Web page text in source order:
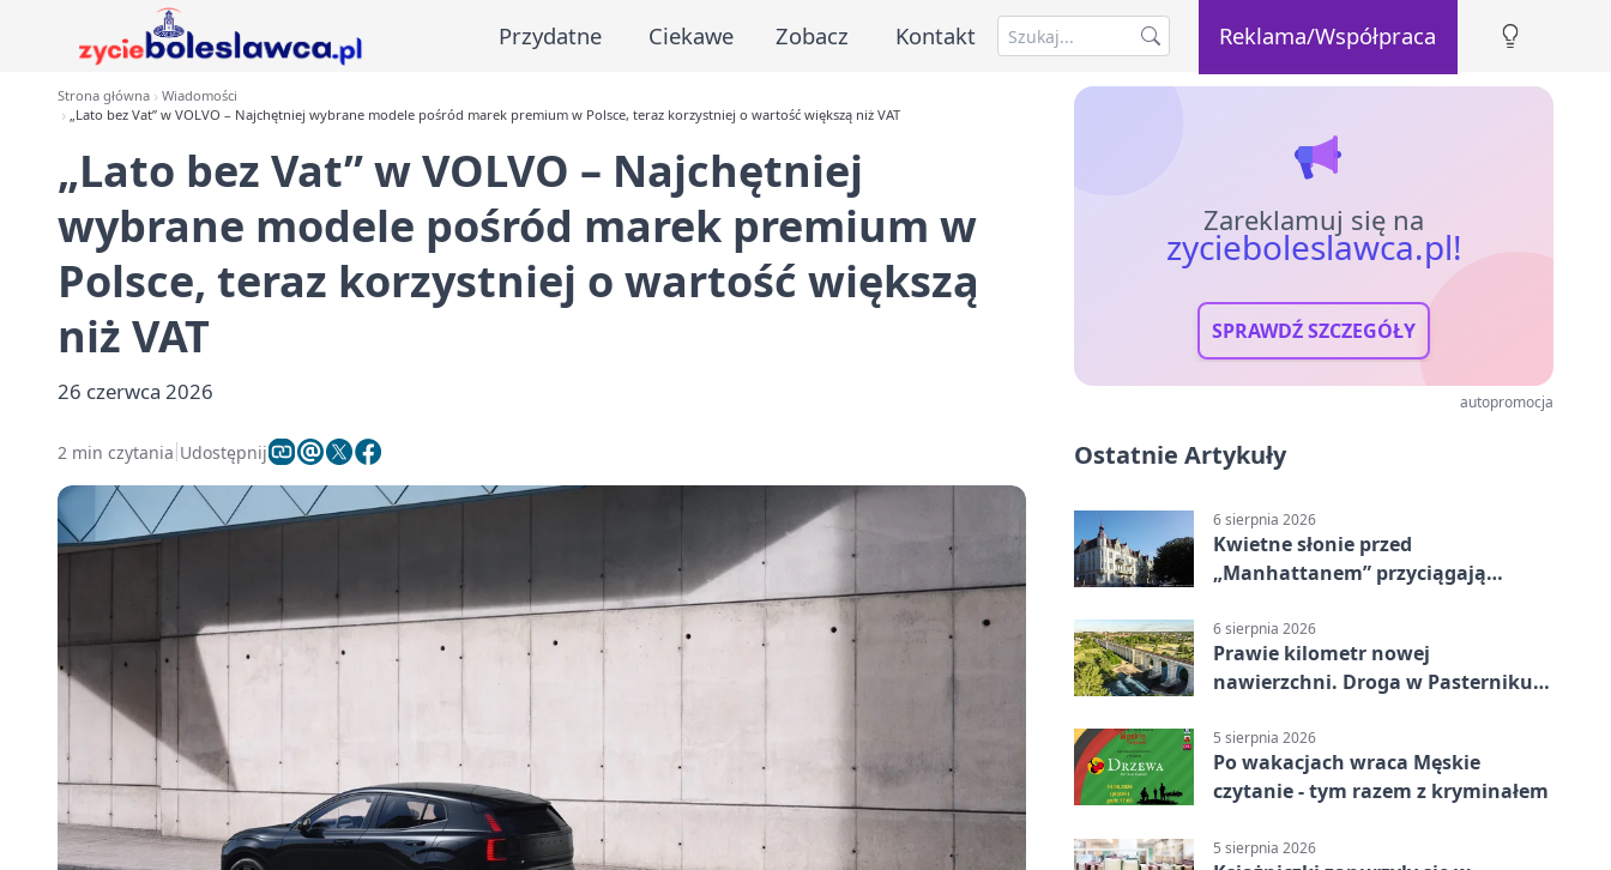
Przydatne Ciekawe Zobacz Kontakt Reklama/Współpraca
Strona główna
Wiadomości
„Lato bez Vat” w VOLVO – Najchętniej wybrane modele pośród marek premium w Polsce, teraz korzystniej o wartość większą niż VAT
„Lato bez Vat” w VOLVO – Najchętniej
wybrane modele pośród marek premium w
Polsce, teraz korzystniej o wartość większą
niż VAT
26 czerwca 2026
2 min czytania Udostępnij
Zareklamuj się na
zycieboleslawca.pl!
SPRAWDŹ SZCZEGÓŁY
autopromocja
Ostatnie Artykuły
6 sierpnia 2026
Kwietne słonie przed
„Manhattanem” przyciągają
6 sierpnia 2026
Prawie kilometr nowej
nawierzchni. Droga w Pasterniku
5 sierpnia 2026
Po wakacjach wraca Męskie
czytanie - tym razem z kryminałem
5 sierpnia 2026